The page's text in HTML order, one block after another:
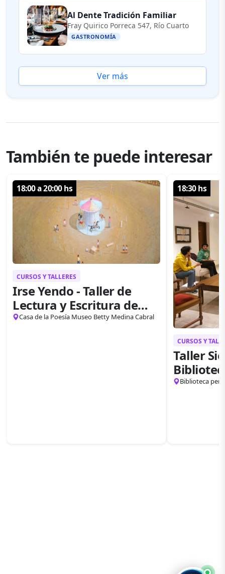
Al Dente Tradición Familiar
Fray Quirico Porreca 547, Río Cuarto
GASTRONOMÍA
Ver más
También te puede interesar
18:00 a 20:00 hs
CURSOS Y TALLERES
Irse Yendo - Taller de
Lectura y Escritura de
Poesía
Casa de la Poesía Museo Betty Medina Cabral
18:30 hs
CURSOS Y
Taller
Biblioteca